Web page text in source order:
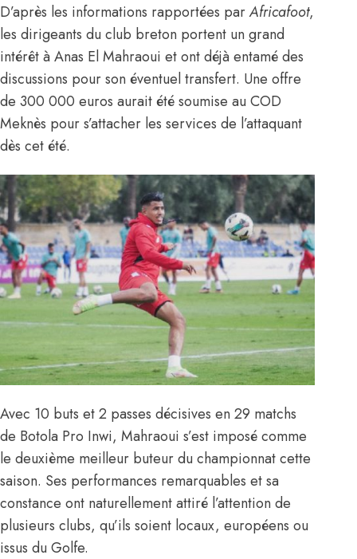
D’après les informations rapportées parAfricafoot,
les dirigeants du club breton portent un grand
intérêt à Anas El Mahraoui et ont déjà entamé des
discussions pour son éventuel transfert. Une offre
de 300 000 euros aurait été soumise au COD
Meknès pour s’attacher les services de l’attaquant
dès cet été.
Avec 10 buts et 2 passes décisives en 29 matchs
de Botola Pro Inwi, Mahraoui s’est imposé comme
le deuxième meilleur buteur du championnat cette
saison. Ses performances remarquables et sa
constance ont naturellement attiré l’attention de
plusieurs clubs, qu’ils soient locaux, européens ou
issus du Golfe.